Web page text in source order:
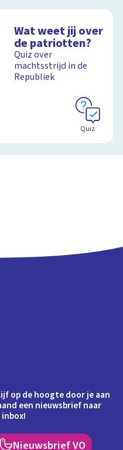
Wat weet jij over
de patriotten?
Quiz over
machtsstrijd in de
Republiek
Quiz
op de hoogte door je aan
een nieuwsbrief naar
Nieuwsbrief VO